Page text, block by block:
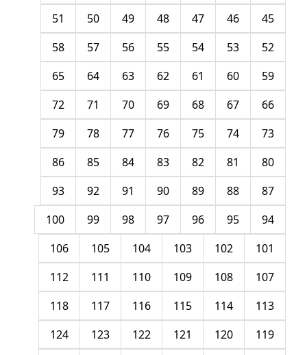
45
46
47
48
49
50
51
52
53
54
55
56
57
58
59
60
61
62
63
64
65
66
67
68
69
70
71
72
73
74
75
76
77
78
79
80
81
82
83
84
85
86
87
88
89
90
91
92
93
94
95
96
97
98
99
100
101
102
103
104
105
106
107
108
109
110
111
112
113
114
115
116
117
118
119
120
121
122
123
124